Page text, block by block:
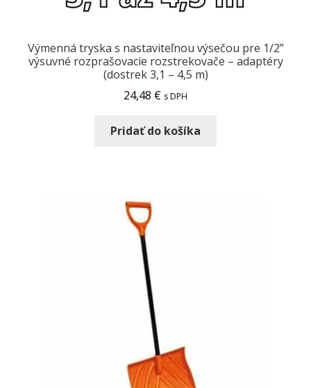
Výmenná tryska s nastaviteľnou výsečou pre 1/2”
výsuvné rozprašovacie rozstrekovače – adaptéry
(dostrek 3,1 – 4,5 m)
24,48 € s DPH
Pridať do košíka